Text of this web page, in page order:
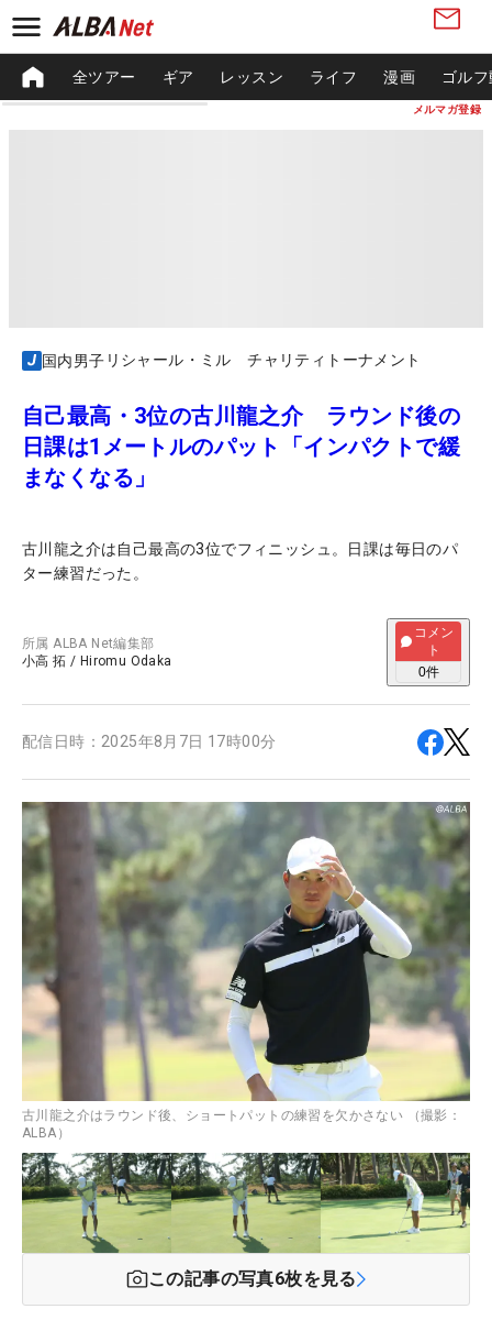
メルマガ登録
全ツアー ギア レッスン ライフ 漫画 ゴル
国内男子 リシャール・ミル チャリティトーナメント
自己最高・3位の古川龍之介 ラウンド後の
日課は1メートルのパット「インパクトで緩
まなくなる」
古川龍之介は自己最高の3位でフィニッシュ。日課は毎日のパ
ター練習だった。
所属ALBA Net編集部
小高 拓 / Hiromu Odaka
コメン
ト
0件
配信日時： 2025年8月7日 17時00分
古川龍之介はラウンド後、ショートパットの練習を欠かさない （撮影：
ALBA）
この記事の写真6枚を見る